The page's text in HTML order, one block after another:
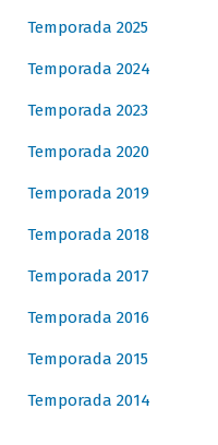
Temporada 2025
Temporada 2024
Temporada 2023
Temporada 2020
Temporada 2019
Temporada 2018
Temporada 2017
Temporada 2016
Temporada 2015
Temporada 2014